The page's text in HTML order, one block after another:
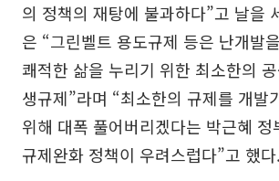
의 정책의 재탕에 불과하다”고 날을
은 “그린벨트 용도규제 등은 난개발
쾌적한 삶을 누리기 위한 최소한의
생규제”라며 “최소한의 규제를 개발
위해 대폭 풀어버리겠다는 박근혜 정
규제완화 정책이 우려스럽다”고 했다.